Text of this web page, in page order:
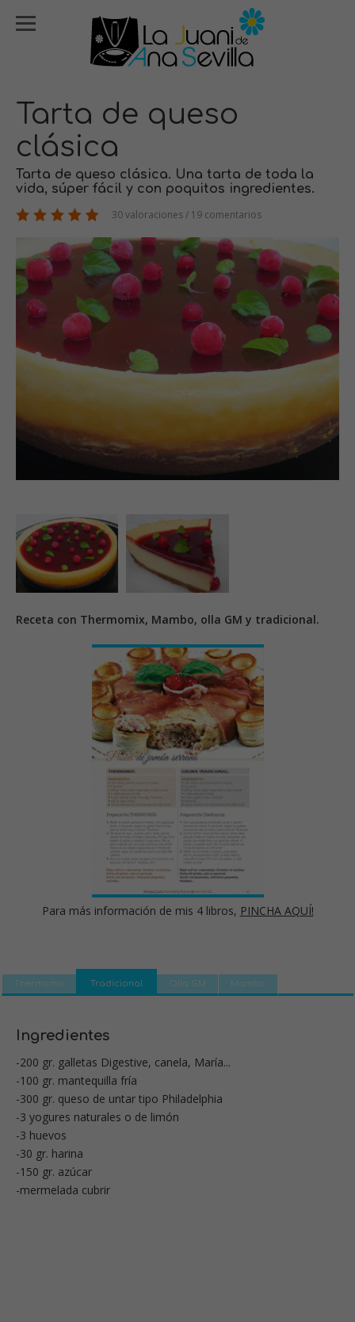
Tarta de queso
clásica
Tarta de queso clásica. Una tarta de toda la
vida, súper fácil y con poquitos ingredientes.
30 valoraciones / 19 comentarios
Receta con Thermomix, Mambo, olla GM y tradicional.
Para más información de mis 4 libros, PINCHA AQUÍ!
Thermomix Tradicional Olla GM Mambo
Ingredientes
-200 gr. galletas Digestive, canela, María...
-100 gr. mantequilla fría
-300 gr. queso de untar tipo Philadelphia
-3 yogures naturales o de limón
-3 huevos
-30 gr. harina
-150 gr. azúcar
-mermelada cubrir